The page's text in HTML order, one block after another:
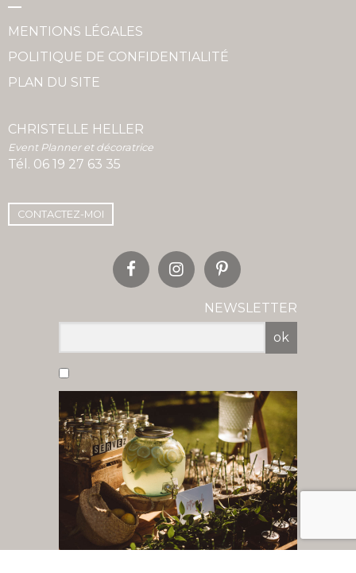
MENTIONS LÉGALES
POLITIQUE DE CONFIDENTIALITÉ
PLAN DU SITE
CHRISTELLE HELLER
Event Planner et décoratrice
Tél. 06 19 27 63 35
CONTACTEZ-MOI
NEWSLETTER
ok